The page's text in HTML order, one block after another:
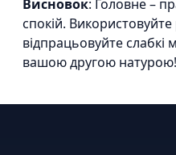
Висновок: Головне –
спокій.
відпрацьовуйте слабкі
вашою другою натурою!